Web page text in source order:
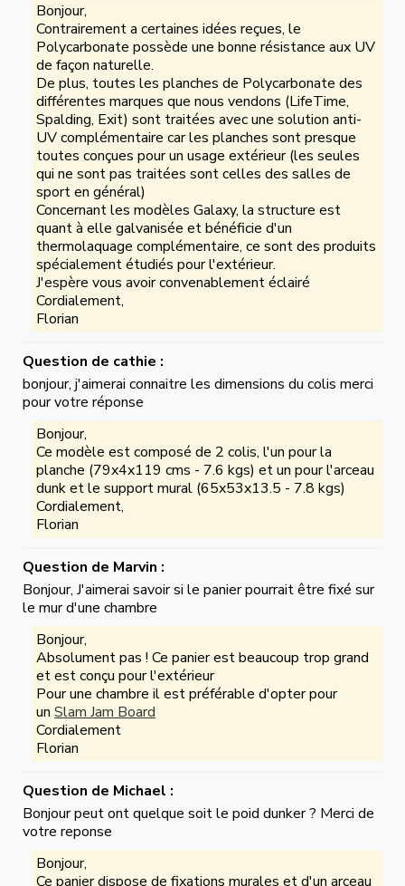
Bonjour,
Contrairement a certaines idées reçues, le
Polycarbonate possède une bonne résistance aux UV
de façon naturelle.
De plus, toutes les planches de Polycarbonate des
différentes marques que nous vendons (LifeTime,
Spalding, Exit) sont traitées avec une solution anti-
UV complémentaire car les planches sont presque
toutes conçues pour un usage extérieur (les seules
qui ne sont pas traitées sont celles des salles de
sport en général)
Concernant les modèles Galaxy, la structure est
quant à elle galvanisée et bénéficie d'un
thermolaquage complémentaire, ce sont des produits
spécialement étudiés pour l'extérieur.
J'espère vous avoir convenablement éclairé
Cordialement,
Florian
Question de cathie :
bonjour, j'aimerai connaitre les dimensions du colis merci
pour votre réponse
Bonjour,
Ce modèle est composé de 2 colis, l'un pour la
planche (79x4x119 cms - 7.6 kgs) et un pour l'arceau
dunk et le support mural (65x53x13.5 - 7.8 kgs)
Cordialement,
Florian
Question de Marvin :
Bonjour, J'aimerai savoir si le panier pourrait être fixé sur
le mur d'une chambre
Bonjour,
Absolument pas ! Ce panier est beaucoup trop grand
et est conçu pour l'extérieur
Pour une chambre il est préférable d'opter pour
un Slam Jam Board
Cordialement
Florian
Question de Michael :
Bonjour peut ont quelque soit le poid dunker ? Merci de
votre reponse
Bonjour,
Ce panier dispose de fixations murales et d'un arceau